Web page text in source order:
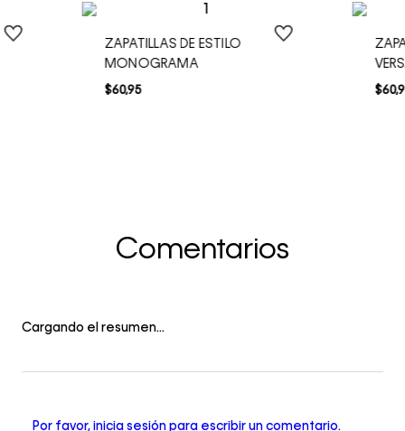
ZAPATILLAS DE ESTILO
MONOGRAMA
$60,95 $60,
Comentarios
Cargando el resumen…
Por favor, inicia sesión para escribir un comentario.